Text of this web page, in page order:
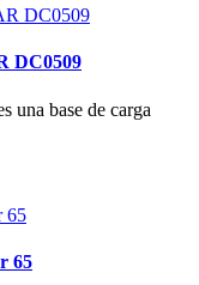
DC0509
una base de carga
65